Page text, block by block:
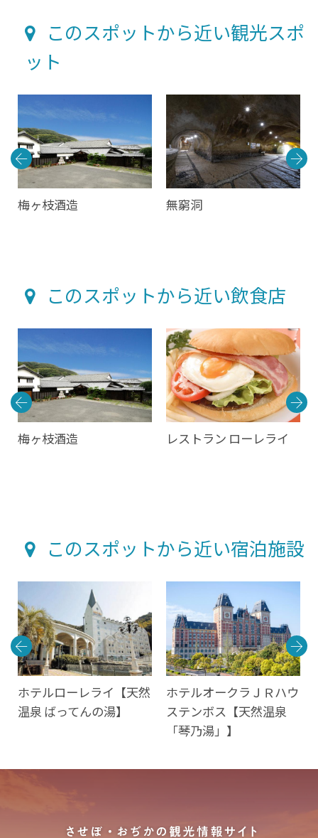
このスポットから近い観光スポ
ット
梅ヶ枝酒造 無窮洞
このスポットから近い飲食店
梅ヶ枝酒造 レストラン ローレライ
このスポットから近い宿泊施設
ホテルローレライ【天然
温泉 ばってんの湯】
ホテルオークラＪＲハウ
ステンボス【天然温泉
「琴乃湯」】